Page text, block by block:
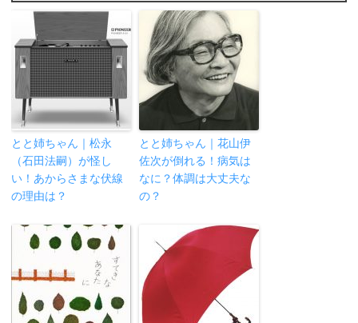
とと姉ちゃん｜松永
（石田法嗣）が怪し
い！あからさまな伏線
の理由は？
とと姉ちゃん｜花山伊
佐次が倒れる！病気は
なに？体調は大丈夫な
の？